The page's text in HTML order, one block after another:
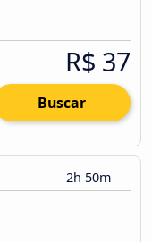
R$ 37
Buscar
2h 50m